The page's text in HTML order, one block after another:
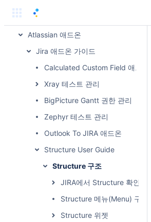
Atlassian Knowledge Base
Atlassian 애드온
Jira 애드온 가이드
Calculated Custom Field 애드온
Xray 테스트 관리
BigPicture Gantt 권한 관리
Zephyr 테스트 관리
Outlook To JIRA 애드온
Structure User Guide
Structure 구조
JIRA에서 Structure 확인
Structure 메뉴(Menu) 구성
Structure 위젯